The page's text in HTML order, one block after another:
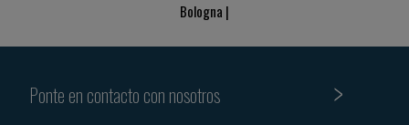
Bologna |
Ponte en contacto con nosotros